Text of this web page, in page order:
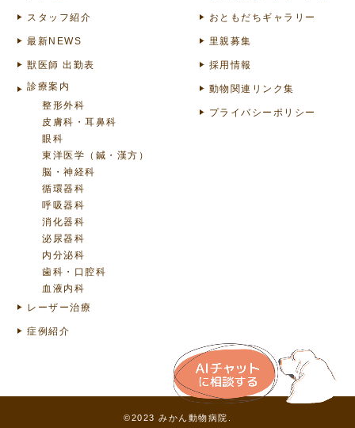
スタッフ紹介
最新NEWS
獣医師 出勤表
診療案内
整形外科
皮膚科・耳鼻科
眼科
東洋医学（鍼・漢方）
脳・神経科
循環器科
呼吸器科
消化器科
泌尿器科
内分泌科
歯科・口腔科
血液内科
レーザー治療
症例紹介
おともだちギャラリー
里親募集
採用情報
動物関連リンク集
プライバシーポリシー
©2023 みかん動物病院.